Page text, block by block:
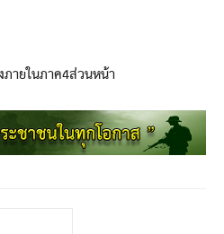
ายในภาค4ส่วนหน้า